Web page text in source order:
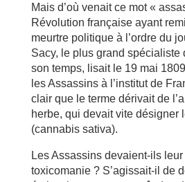
Mais d’où venait ce mot «
Révolution française ayant
meurtre politique à l’ordre du
Sacy, le plus grand spécialiste
son temps, lisait le 19 mai
les Assassins à l’institut de
clair que le terme dérivait de
herbe, qui devait vite désigner
(cannabis sativa).
Les Assassins devaient-ils
toxicomanie ? S’agissait-il de